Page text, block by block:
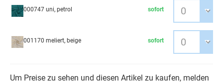
000747 uni, petrol sofort
001170 meliert, beige sofort
Um Preise zu sehen und diesen Artikel zu kaufen, melden